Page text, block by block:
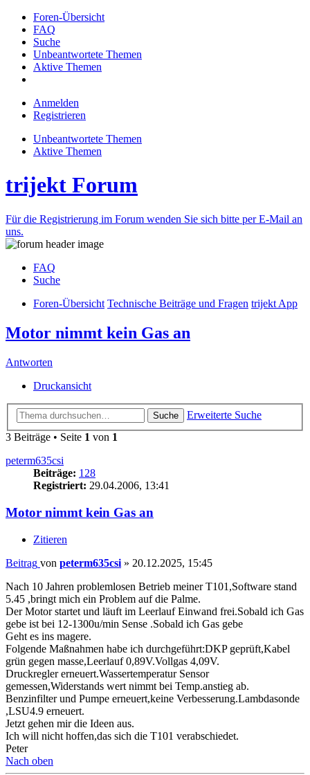
Foren-Übersicht
FAQ
Suche
Unbeantwortete Themen
Aktive Themen
Anmelden
Registrieren
Unbeantwortete Themen
Aktive Themen
trijekt Forum
Für die Registrierung im Forum wenden Sie sich bitte per E-Mail an
uns.
FAQ
Suche
Foren-Übersicht Technische Beiträge und Fragen trijekt App
Motor nimmt kein Gas an
Antworten
Druckansicht
Suche
Erweiterte Suche
3 Beiträge • Seite 1 von 1
peterm635csi
Beiträge: 128
Registriert: 29.04.2006, 13:41
Motor nimmt kein Gas an
Zitieren
Beitrag von peterm635csi » 20.12.2025, 15:45
Nach 10 Jahren problemlosen Betrieb meiner T101,Software stand
5.45 ,bringt mich ein Problem auf die Palme.
Der Motor startet und läuft im Leerlauf Einwand frei.Sobald ich Gas
gebe ist bei 12-1300u/min Sense .Sobald ich Gas gebe
Geht es ins magere.
Folgende Maßnahmen habe ich durchgeführt:DKP geprüft,Kabel
grün gegen masse,Leerlauf 0,89V.Vollgas 4,09V.
Druckregler erneuert.Wassertemperatur Sensor
gemessen,Widerstands wert nimmt bei Temp.anstieg ab.
Benzinfilter und Pumpe erneuert,keine Verbesserung.Lambdasonde
,LSU4.9 erneuert.
Jetzt gehen mir die Ideen aus.
Ich will nicht hoffen,das sich die T101 verabschiedet.
Peter
Nach oben